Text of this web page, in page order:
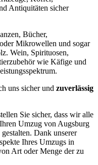
Antiquitäten sicher
Bücher,
Mikrowellen und sogar
Wein, Spirituosen,
wie Käfige und
uns sicher und zuverlässig
Sie sicher, dass wir alle
Umzug von Augsburg
Dank unserer
Ihres Umzugs in
Art oder Menge der zu